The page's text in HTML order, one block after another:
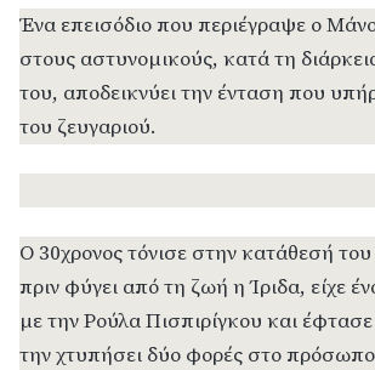
Ένα επεισόδιο που περιέγραψε ο
στους αστυνομικούς, κατά τη
του, αποδεικνύει την ένταση που
του ζευγαριού.
Ο 30χρονος τόνισε στην κατάθεσή
πριν φύγει από τη ζωή η Ίριδα, είχε
με την Ρούλα Πισπιρίγκου και
την χτυπήσει δύο φορές στο